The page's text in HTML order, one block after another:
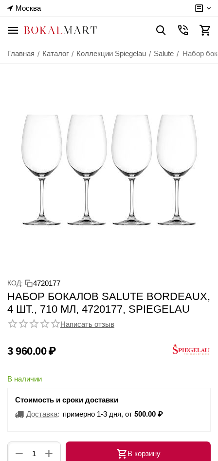
Москва
Главная / Каталог / Коллекции Spiegelau / Salute / Набор
КОД: 4720177
НАБОР БОКАЛОВ SALUTE BORDEAUX,
4 ШТ., 710 МЛ, 4720177, SPIEGELAU
Написать отзыв
3 960.00₽
В наличии
Стоимость и сроки доставки
Доставка: примерно 1-3 дня, от 500.00 ₽
+
− В корзину